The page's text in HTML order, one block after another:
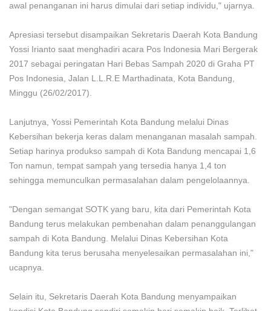
awal penanganan ini harus dimulai dari setiap individu," ujarnya.
Apresiasi tersebut disampaikan Sekretaris Daerah Kota Bandung
Yossi Irianto saat menghadiri acara Pos Indonesia Mari Bergerak
2017 sebagai peringatan Hari Bebas Sampah 2020 di Graha PT
Pos Indonesia, Jalan L.L.R.E Marthadinata, Kota Bandung,
Minggu (26/02/2017).
Lanjutnya, Yossi Pemerintah Kota Bandung melalui Dinas
Kebersihan bekerja keras dalam menanganan masalah sampah.
Setiap harinya produkso sampah di Kota Bandung mencapai 1,6
Ton namun, tempat sampah yang tersedia hanya 1,4 ton
sehingga memunculkan permasalahan dalam pengelolaannya.
"Dengan semangat SOTK yang baru, kita dari Pemerintah Kota
Bandung terus melakukan pembenahan dalam penanggulangan
sampah di Kota Bandung. Melalui Dinas Kebersihan Kota
Bandung kita terus berusaha menyelesaikan permasalahan ini,"
ucapnya.
Selain itu, Sekretaris Daerah Kota Bandung menyampaikan